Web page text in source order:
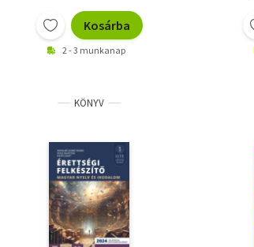
Kosárba
2 - 3 munkanap
KÖNYV